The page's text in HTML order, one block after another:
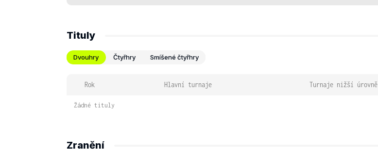
Tituly
Dvouhry Čtyřhry Smíšené čtyřhry
Rok Hlavní turnaje Turnaje nižší úrovně
Žádné tituly
Zranění